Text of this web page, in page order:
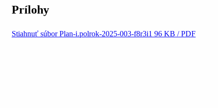
Prílohy
Stiahnuť súborPlan-i.polrok-2025-003-f8r3i1 96 KB / PDF